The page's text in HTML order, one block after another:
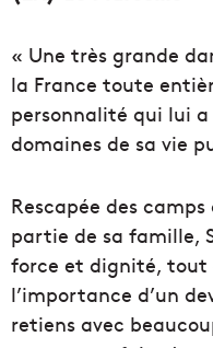
« Une très grande
la France toute
personnalité qui lui
domaines de sa vie
Rescapée des
partie de sa famille,
force et dignité, tout
l’importance d’un
retiens avec